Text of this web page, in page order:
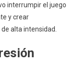
interrumpir el juego
y crear
alta intensidad.